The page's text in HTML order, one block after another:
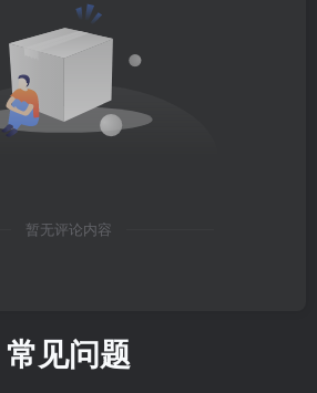
暂无评论内容
常见问题